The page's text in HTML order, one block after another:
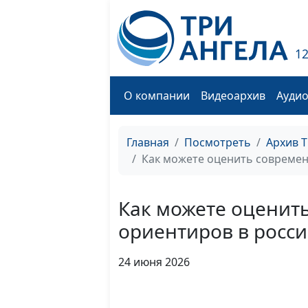
О компании Видеоархив
Главная Посмотреть Архив
Как можете оценить
Как можете
ориентиров в
24 июня 2026